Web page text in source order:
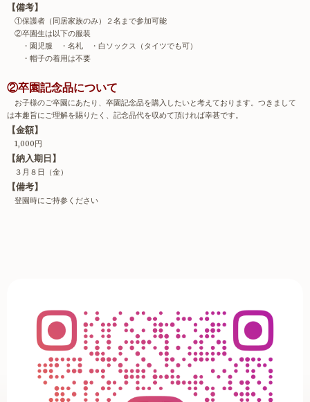
【備考】
①保護者（同居家族のみ）２名まで参加可能
②卒園生は以下の服装
・園児服 ・名札 ・白ソックス（タイツでも可）
・帽子の着用は不要
②卒園記念品について
お子様のご卒園にあたり、卒園記念品を購入したいと考えております。つきまして
は本趣旨にご理解を賜りたく、記念品代を収めて頂ければ幸甚です。
【金額】
1,000円
【納入期日】
３月８日（金）
【備考】
登園時にご持参ください